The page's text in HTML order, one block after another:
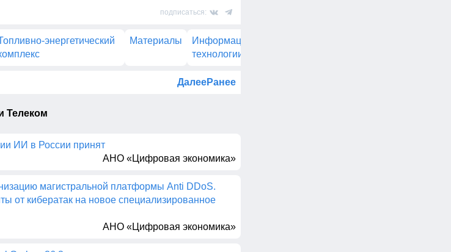
подписаться:
энергетический
Материалы
Информационные
технологии и Телеком
ДалееРанее
Телеком
ИИ в России принят
АНО «Цифровая экономика»
магистральной платформы Anti DDoS.
от кибератак на новое специализированное
АНО «Цифровая экономика»